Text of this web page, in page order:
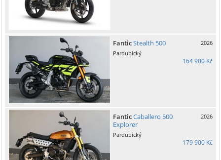
FanticStealth 500
2026
Pardubický
164 900 Kč
FanticCaballero 500
Explorer
2026
Pardubický
179 900 Kč